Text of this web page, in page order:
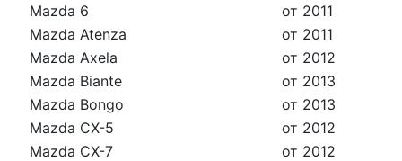
Mazda 6
от 2011
Mazda Atenza
от 2011
Mazda Axela
от 2012
Mazda Biante
от 2013
Mazda Bongo
от 2013
Mazda CX-5
от 2012
Mazda CX-7
от 2012